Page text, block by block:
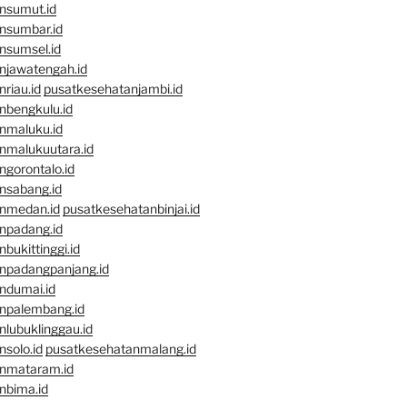
pusatkesehatanjambi.id
pusatkesehatanbinjai.id
pusatkesehatanmalang.id